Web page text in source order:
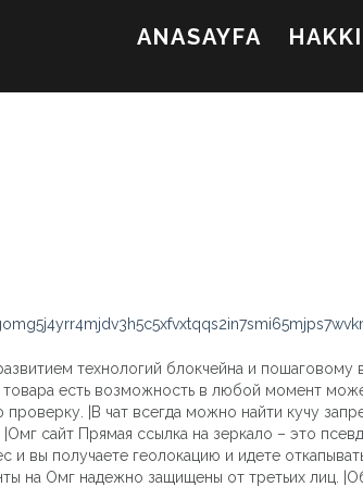
ANASAYFA
технологий блокчейна и
есть возможность в любой момент
|В чат всегда можно найти кучу
сайт Прямая ссылка на зеркало – это
и вы получаете геолокацию и идете
на Омг надежно защищены от третьих лиц.